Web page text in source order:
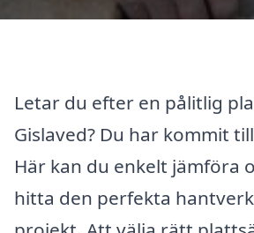
Letar du efter en pålitlig
Gislaved? Du har kommit
Här kan du enkelt jämföra
hitta den perfekta